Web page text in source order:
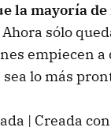
la mayoría
Ahora sólo
empiecen a
lo más
| Creada